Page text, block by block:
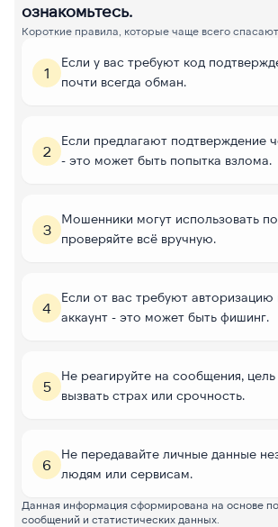
ознакомьтесь.
Короткие правила, которые чаще всего
1
Если у вас требуют код
почти всегда обман.
2
Если предлагают подтверждение
- это может быть попытка взлома.
3
Мошенники могут использовать
проверяйте всё вручную.
4
Если от вас требуют авторизацию
аккаунт - это может быть фишинг.
5
Не реагируйте на сообщения,
вызвать страх или срочность.
6
Не передавайте личные данные
людям или сервисам.
Данная информация сформирована на основе
сообщений и статистических данных.